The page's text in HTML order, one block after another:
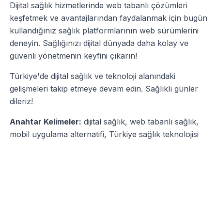
Dijital sağlık hizmetlerinde web tabanlı çözümleri
keşfetmek ve avantajlarından faydalanmak için bugün
kullandığınız sağlık platformlarının web sürümlerini
deneyin. Sağlığınızı dijital dünyada daha kolay ve
güvenli yönetmenin keyfini çıkarın!
Türkiye'de dijital sağlık ve teknoloji alanındaki
gelişmeleri takip etmeye devam edin. Sağlıklı günler
dileriz!
Anahtar Kelimeler: dijital sağlık, web tabanlı sağlık,
mobil uygulama alternatifi, Türkiye sağlık teknolojisi